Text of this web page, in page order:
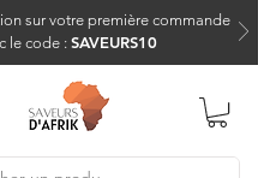
sur votre première commande
le code :SAVEURS10